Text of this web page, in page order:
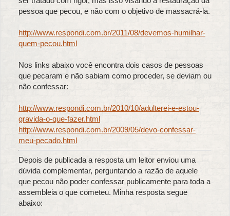
pessoa que pecou, e não com o objetivo de massacrá-la.
http://www.respondi.com.br/2011/08/devemos-humilhar-
quem-pecou.html
Nos links abaixo você encontra dois casos de pessoas
que pecaram e não sabiam como proceder, se deviam ou
não confessar:
http://www.respondi.com.br/2010/10/adulterei-e-estou-
gravida-o-que-fazer.html
http://www.respondi.com.br/2009/05/devo-confessar-
meu-pecado.html
Depois de publicada a resposta um leitor enviou uma
dúvida complementar, perguntando a razão de aquele
que pecou não poder confessar publicamente para toda a
assembleia o que cometeu. Minha resposta segue
abaixo: